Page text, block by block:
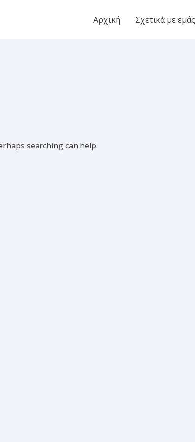
Αρχική Σχετικά με εμάς
searching can help.